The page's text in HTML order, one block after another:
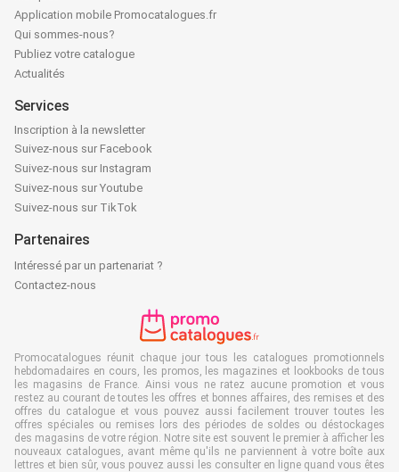
Application mobile Promocatalogues.fr
Qui sommes-nous?
Publiez votre catalogue
Actualités
Services
Inscription à la newsletter
Suivez-nous sur Facebook
Suivez-nous sur Instagram
Suivez-nous sur Youtube
Suivez-nous sur TikTok
Partenaires
Intéressé par un partenariat ?
Contactez-nous
Promocatalogues réunit chaque jour tous les catalogues promotionnels
hebdomadaires en cours, les promos, les magazines et lookbooks de tous
les magasins de France. Ainsi vous ne ratez aucune promotion et vous
restez au courant de toutes les offres et bonnes affaires, des remises et des
offres du catalogue et vous pouvez aussi facilement trouver toutes les
offres spéciales ou remises lors des périodes de soldes ou déstockages
des magasins de votre région. Notre site est souvent le premier à afficher les
nouveaux catalogues, avant même qu'ils ne parviennent à votre boîte aux
lettres et bien sûr, vous pouvez aussi les consulter en ligne quand vous êtes